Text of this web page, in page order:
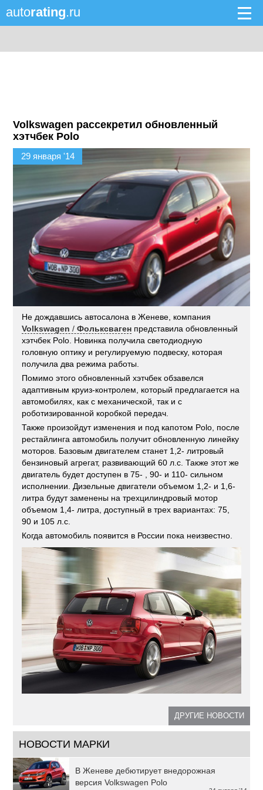
autorating.ru
Volkswagen рассекретил обновленный
хэтчбек Polo
29 января '14
Не дождавшись автосалона в Женеве, компания
Volkswagen /Фольксваген представила обновленный
хэтчбек Polo. Новинка получила светодиодную
головную оптику и регулируемую подвеску, которая
получила два режима работы.
Помимо этого обновленный хэтчбек обзавелся
адаптивным круиз-контролем, который предлагается на
автомобилях, как с механической, так и с
роботизированной коробкой передач.
Также произойдут изменения и под капотом Polo, после
рестайлинга автомобиль получит обновленную линейку
моторов. Базовым двигателем станет 1,2- литровый
бензиновый агрегат, развивающий 60 л.с. Также этот же
двигатель будет доступен в 75- , 90- и 110- сильном
исполнении. Дизельные двигатели объемом 1,2- и 1,6-
литра будут заменены на трехцилиндровый мотор
объемом 1,4- литра, доступный в трех вариантах: 75,
90 и 105 л.с.
Когда автомобиль появится в России пока неизвестно.
ДРУГИЕ НОВОСТИ
НОВОСТИ МАРКИ
В Женеве дебютирует внедорожная
версия Volkswagen Polo